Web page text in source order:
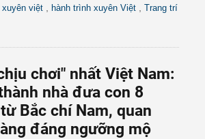
việt hành trình xuyên Việt
Trang trí
chơi" nhất Việt Nam:
nhà đưa con 8
Bắc chí Nam, quan
đáng ngưỡng mộ